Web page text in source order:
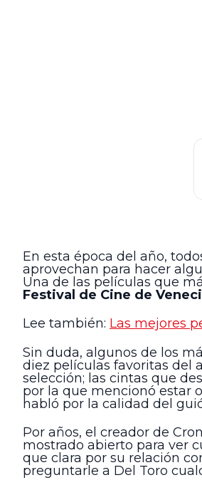
En esta época del año,
aprovechan para hacer
Una de las películas que
Festival de Cine de
Lee también: Las mejores
Sin duda, algunos de los
diez películas favoritas del
selección; las cintas que
por la que mencionó estar
habló por la calidad del
Por años, el creador de
mostrado abierto para ver
que clara por su relación
preguntarle a Del Toro